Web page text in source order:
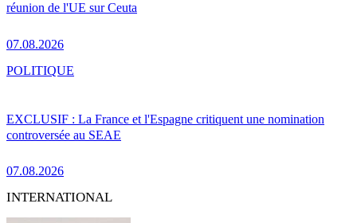
réunion de l'UE sur Ceuta
07.08.2026
EXCLUSIF : La France et l'Espagne critiquent une nomination
controversée au SEAE
07.08.2026
POLITIQUE
INTERNATIONAL